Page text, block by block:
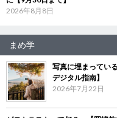
2026年8月8日
まめ学
写真に埋まってい
デジタル指南】
2026年7月22日